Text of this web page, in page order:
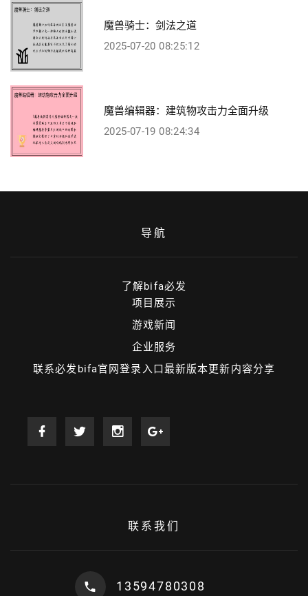
魔兽骑士：剑法之道
2025-07-20 08:25:12
魔兽编辑器：建筑物攻击力全面升级
2025-07-19 08:24:34
导航
了解bifa必发
项目展示
游戏新闻
企业服务
联系必发bifa官网登录入口最新版本更新内容分享
联系我们
13594780308